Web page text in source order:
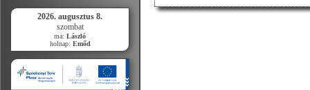
2026. augusztus 8.
szombat
ma: László
holnap: Emőd